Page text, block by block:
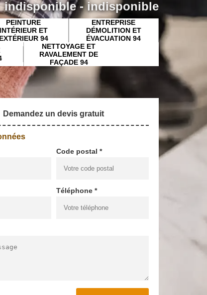
indisponible-indisponible
PEINTURE
INTÉRIEUR ET
EXTÉRIEUR 94
ENTREPRISE
DÉMOLITION ET
ÉVACUATION 94
NETTOYAGE ET
RAVALEMENT DE
FAÇADE 94
Demandez un devis gratuit
Code postal *
Téléphone *